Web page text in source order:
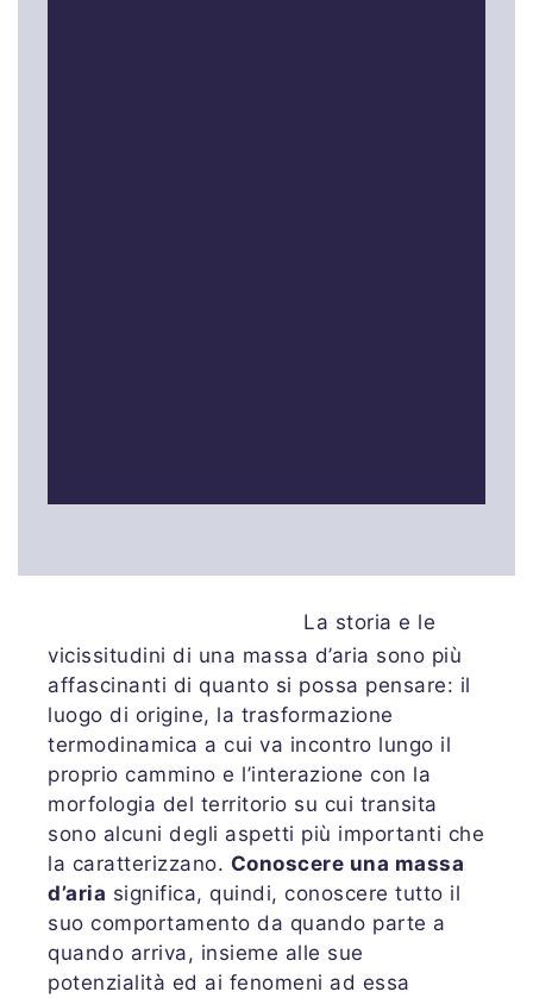
La storia e le
vicissitudini di una massa d’aria sono più
affascinanti di quanto si possa pensare: il
luogo di origine, la trasformazione
termodinamica a cui va incontro lungo il
proprio cammino e l’interazione con la
morfologia del territorio su cui transita
sono alcuni degli aspetti più importanti che
la caratterizzano. Conoscere una massa
d’aria significa, quindi, conoscere tutto il
suo comportamento da quando parte a
quando arriva, insieme alle sue
potenzialità ed ai fenomeni ad essa